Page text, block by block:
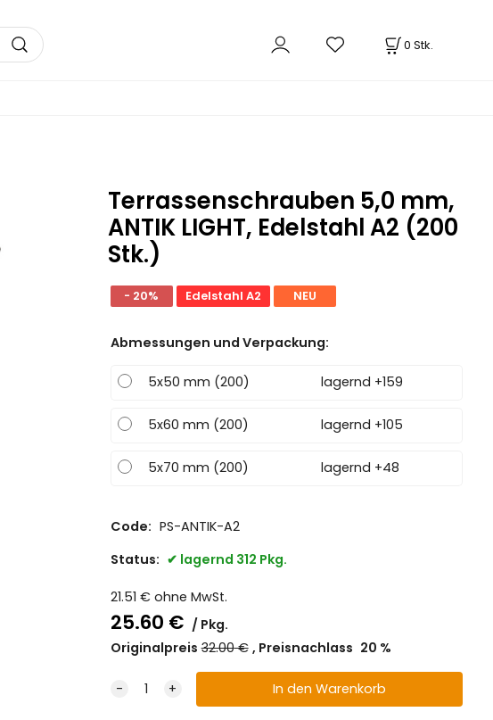
0 Stk.
Terrassenschrauben 5,0 mm,
ANTIK LIGHT, Edelstahl A2 (200
Stk.)
- 20% Edelstahl A2 NEU
Abmessungen und Verpackung:
5x50 mm (200) lagernd +159
5x60 mm (200) lagernd +105
5x70 mm (200) lagernd +48
Code: PS-ANTIK-A2
Status:
lagernd 312 Pkg.
21.51 € ohne MwSt.
25.60 €
Pkg.
Originalpreis 32.00€ Preisnachlass 20 %